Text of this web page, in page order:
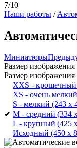
7/10
Наши работы /
Миниатюры
Размер изображения
Размер изображения
XXS - крошечный
XS - очень мелкий
S - мелкий (243 x
✔ M - средний (334
L - крупный (425
Исходный (450 x